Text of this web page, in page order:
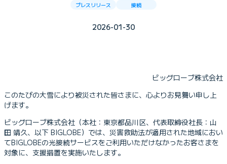
プレスリリース 接続
2026-01-30
ビッグローブ株式会社
このたびの大雪により被災された皆さまに、心よりお見舞い申し上
げます。
ビッグローブ株式会社（本社：東京都品川区、代表取締役社長：山
田 靖久、以下 BIGLOBE）では、災害救助法が適用された地域におい
てBIGLOBEの光接続サービスをご利用いただけなかったお客さまを
対象に、支援措置を実施いたします。